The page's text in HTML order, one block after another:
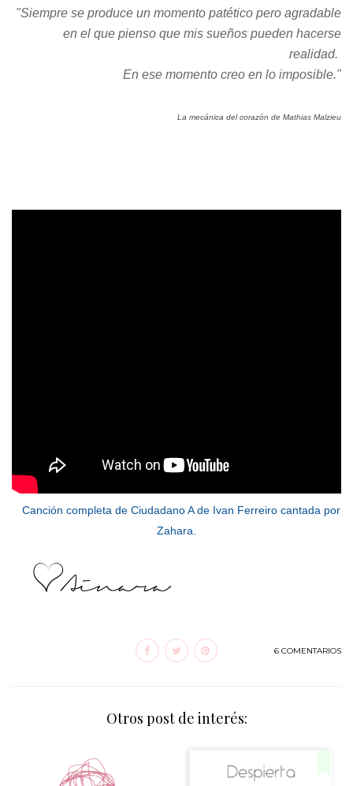
"Siempre se produce un momento patético pero agradable
en el que pienso que mis sueños pueden hacerse
realidad.
En ese momento creo en lo imposible."
La mecánica del corazón de Mathias Malzieu
Canción completa de Ciudadano A de Ivan Ferreiro cantada por
Zahara.
6 COMENTARIOS
Otros post de interés: